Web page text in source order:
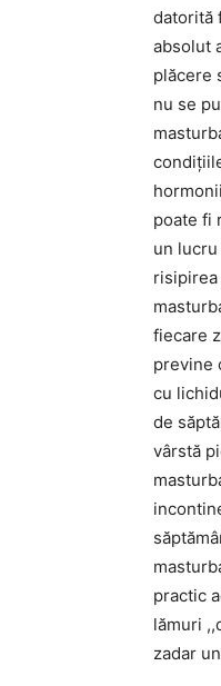
datorită
absolut
plăcere
nu se
poate fi
un
risipirea
fiecare
previne
cu
de
vârstă
practic
lămuri
zadar